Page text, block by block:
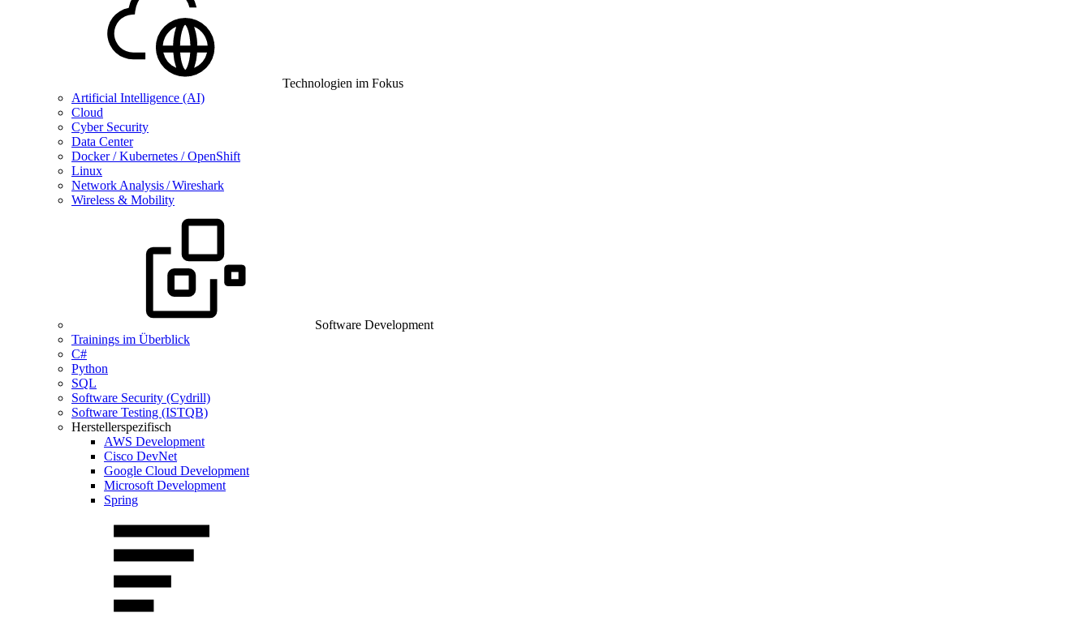
Technologien im Fokus
Artificial Intelligence (AI)
Cloud
Cyber Security
Data Center
Docker / Kubernetes / OpenShift
Linux
Network Analysis / Wireshark
Wireless & Mobility
Software Development
Trainings im Überblick
C#
Python
SQL
Software Security (Cydrill)
Software Testing (ISTQB)
Herstellerspezifisch
AWS Development
Cisco DevNet
Google Cloud Development
Microsoft Development
Spring